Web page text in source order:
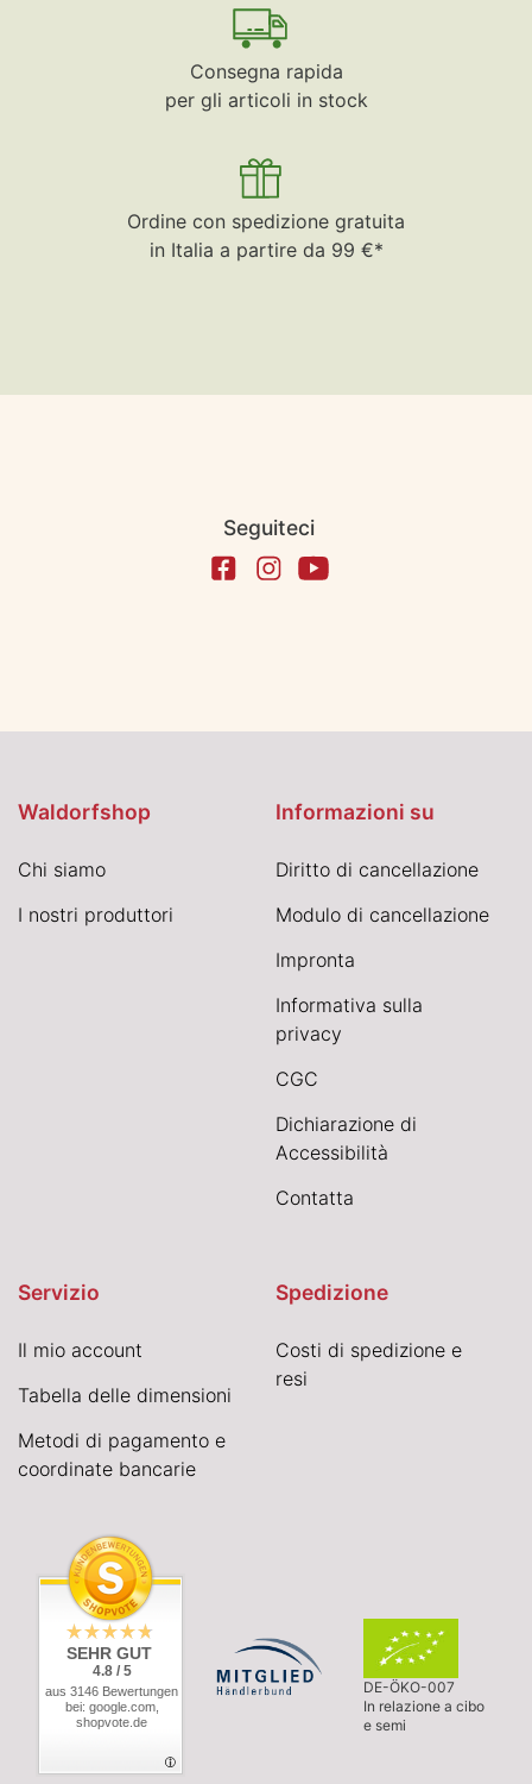
Consegna rapida
per gli articoli in stock
Ordine con spedizione gratuita
in Italia a partire da 99 €*
Seguiteci
Waldorfshop
Chi siamo
I nostri produttori
Informazioni su
Diritto di cancellazione
Modulo di cancellazione
Impronta
Informativa sulla
privacy
CGC
Dichiarazione di
Accessibilità
Contatta
Servizio
Il mio account
Tabella delle dimensioni
Metodi di pagamento e
coordinate bancarie
Spedizione
Costi di spedizione e
resi
SEHR GUT
4.8 / 5
aus 3146 Bewertungen
bei: google.com,
shopvote.de
DE-ÖKO-007
In relazione a cibo
e semi